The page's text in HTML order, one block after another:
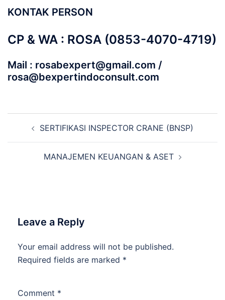
KONTAK PERSON
CP & WA : ROSA (0853-4070-4719)
Mail : rosabexpert@gmail.com /
rosa@bexpertindoconsult.com
navigationSERTIFIKASI INSPECTOR CRANE (BNSP)
MANAJEMEN KEUANGAN & ASET
Leave a Reply
Your email address will not be published.
Required fields are marked *
Comment *